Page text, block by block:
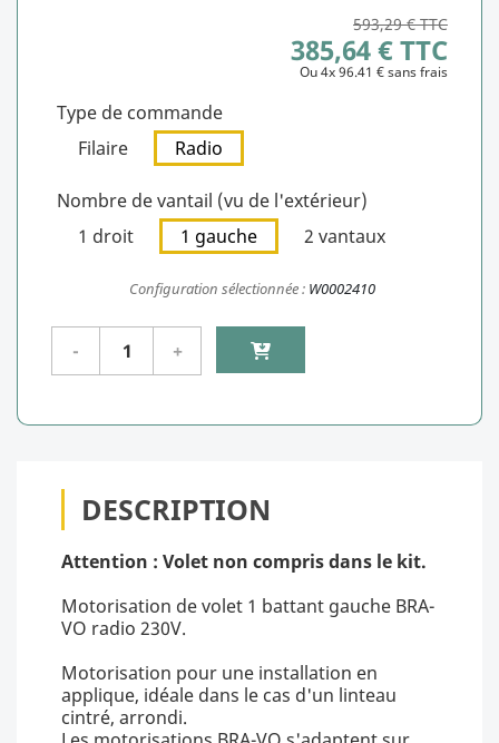
593,29 € TTC
385,64 € TTC
Ou 4x 96.41 € sans frais
Type de commande
Filaire
Radio
Nombre de vantail (vu de l'extérieur)
1 droit
1 gauche 2 vantaux
Configuration sélectionnée : W0002410
DESCRIPTION
Attention : Volet non compris dans le kit.
Motorisation de volet 1 battant gauche BRA-
VO radio 230V.
Motorisation pour une installation en
applique, idéale dans le cas d'un linteau
cintré, arrondi.